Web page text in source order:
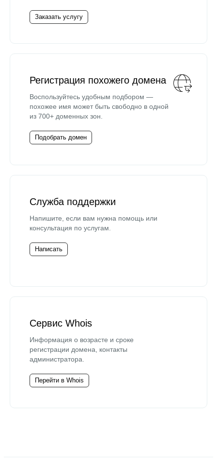
Заказать услугу
Регистрация похожего домена
Воспользуйтесь удобным подбором —
похожее имя может быть свободно в одной
из 700+ доменных зон.
Подобрать домен
Служба поддержки
Напишите, если вам нужна помощь или
консультация по услугам.
Написать
Сервис Whois
Информация о возрасте и сроке
регистрации домена, контакты
администратора.
Перейти в Whois